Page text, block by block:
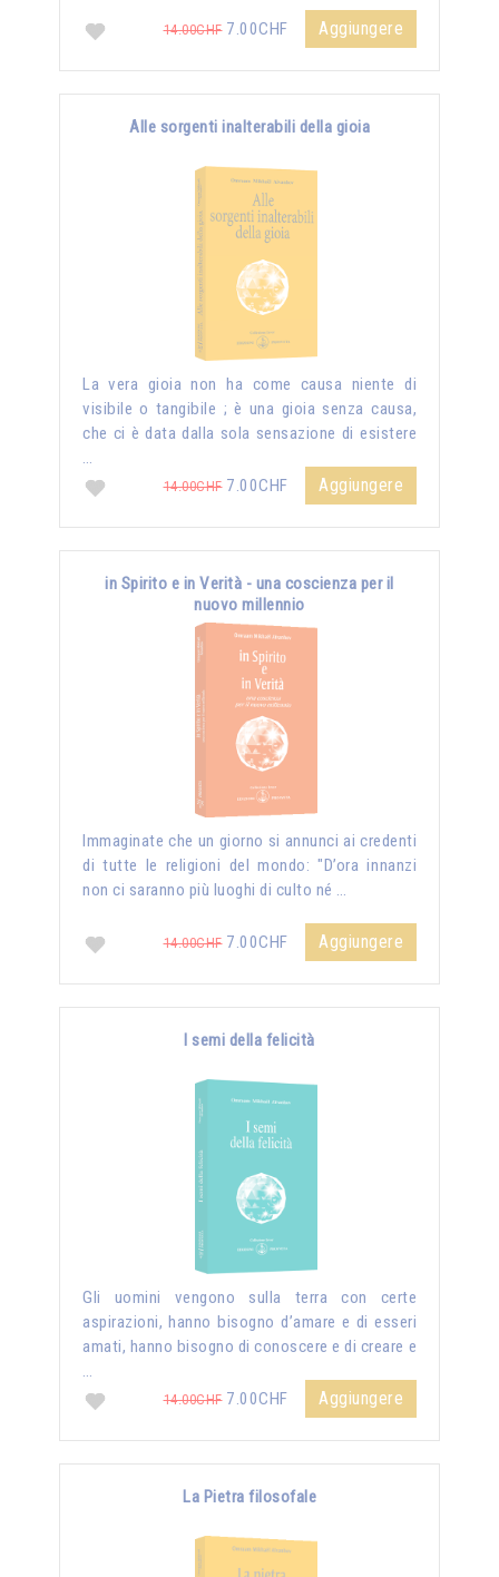
14.00CHF7.00CHF Aggiungere
Alle sorgenti inalterabili della gioia
La vera gioia non ha come causa niente di
visibile o tangibile ; è una gioia senza causa,
che ci è data dalla sola sensazione di esistere
…
14.00CHF7.00CHF Aggiungere
in Spirito e in Verità - una coscienza per il
nuovo millennio
Immaginate che un giorno si annunci ai credenti
di tutte le religioni del mondo: "D’ora innanzi
non ci saranno più luoghi di culto né …
14.00CHF7.00CHF Aggiungere
I semi della felicità
Gli uomini vengono sulla terra con certe
aspirazioni, hanno bisogno d’amare e di esseri
amati, hanno bisogno di conoscere e di creare e
…
14.00CHF7.00CHF Aggiungere
La Pietra filosofale